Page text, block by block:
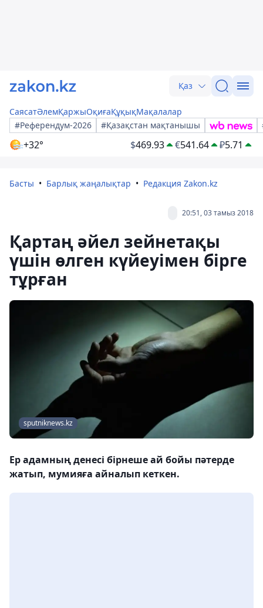
Қаз
СаясатӘлемҚаржыОқиғаҚұқықМақалалар
#Референдум-2026
#Қазақстан мақтанышы
+32° $469.93 €541.64 ₽5.71
Басты Барлық жаңалықтар Редакция Zakon.kz
20:51, 03 тамыз 2018
Қартаң әйел зейнетақы
үшін өлген күйеуімен бірге
тұрған
sputniknews.kz
Ер адамның денесі бірнеше ай бойы пәтерде
жатып, мумияға айналып кеткен.